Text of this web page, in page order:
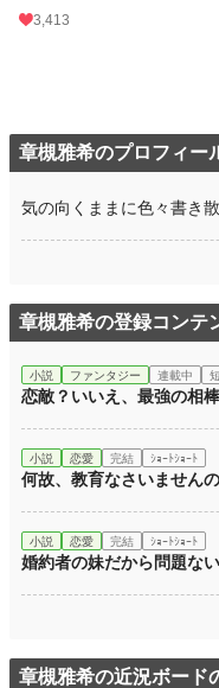
初回公開日時
月間ポイント 22,237 pt (2,130
3,413
章槻雅希のプロフィー
気の向くままに色々書き
章槻雅希の登録コンテ
小説 ファンタジー 連載中
恋敵？いいえ、最強の相
小説 恋愛 完結 ｼｮｰﾄｼｮｰﾄ
何故、教育なさいません
小説 恋愛 完結 ｼｮｰﾄｼｮｰﾄ
婚約者の妹だから問題な
章槻雅希の近況ボード